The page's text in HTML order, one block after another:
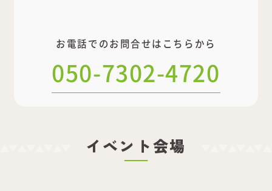
お電話でのお問合せはこちらから
050-7302-4720
イベント会場